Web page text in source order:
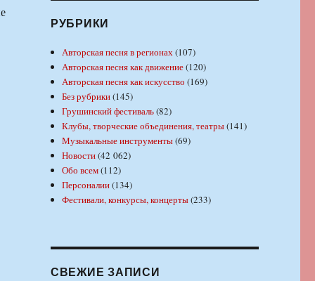
РУБРИКИ
Авторская песня в регионах(107)
Авторская песня как движение(120)
Авторская песня как искусство (169)
Без рубрики(145)
Грушинский фестиваль(82)
Клубы, творческие объединения, театры(141)
Музыкальные инструменты(69)
Новости(42 062)
Обо всем(112)
Персоналии(134)
Фестивали, конкурсы, концерты(233)
СВЕЖИЕ ЗАПИСИ